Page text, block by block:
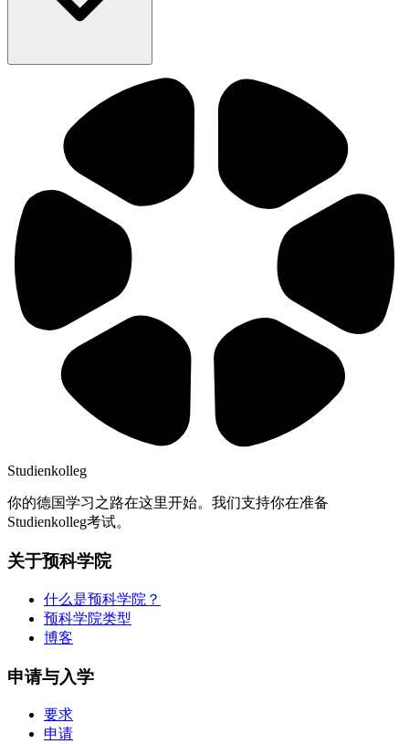
Studienkolleg
你的德国学习之路在这里开始。我们支持你在准备
Studienkolleg考试。
关于预科学院
什么是预科学院？
预科学院类型
博客
申请与入学
要求
申请